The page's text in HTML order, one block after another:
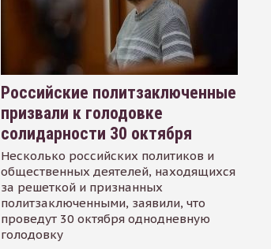
Российские политзаключенные
призвали к голодовке
солидарности 30 октября
Несколько российских политиков и
общественных деятелей, находящихся
за решеткой и признанных
политзаключенными, заявили, что
проведут 30 октября однодневную
голодовку